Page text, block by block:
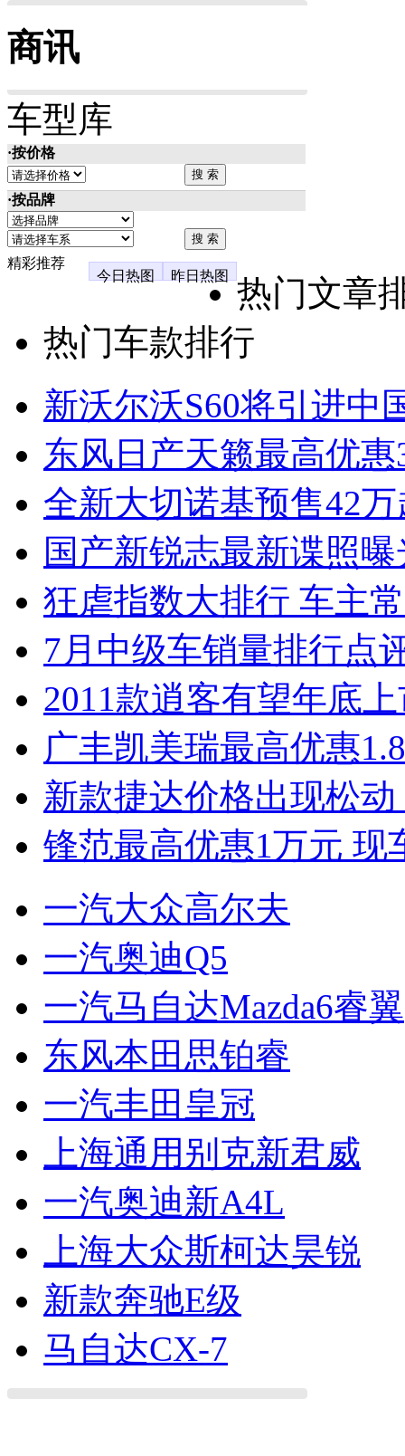
商讯
车型库
·按价格
·按品牌
精彩推荐
今日热图
昨日热图
热门文章
热门车款排行
新沃尔沃S60将引进中
东风日产天籁最高优
全新大切诺基预售42
国产新锐志最新谍照
狂虐指数大排行 车主
7月中级车销量排行点
2011款逍客有望年底
广丰凯美瑞最高优惠
新款捷达价格出现松
锋范最高优惠1万元 现
一汽大众高尔夫
一汽奥迪Q5
一汽马自达Mazda6睿翼
东风本田思铂睿
一汽丰田皇冠
上海通用别克新君威
一汽奥迪新A4L
上海大众斯柯达昊锐
新款奔驰E级
马自达CX-7